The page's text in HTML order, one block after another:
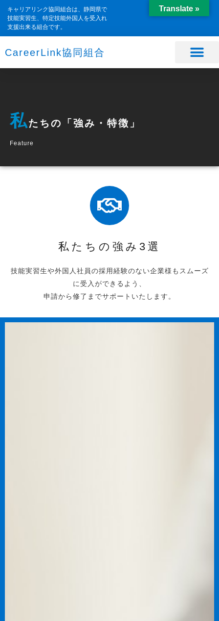
キャリアリンク協同組合は、静岡県で
技能実習生、特定技能外国人を受入れ
支援出来る組合です。
CareerLink協同組合
私たちの「強み・特徴」
Feature
私たちの強み3選
技能実習生や外国人社員の採用経験のない企業様もスムーズ
に受入ができるよう、
申請から修了までサポートいたします。
Translate »